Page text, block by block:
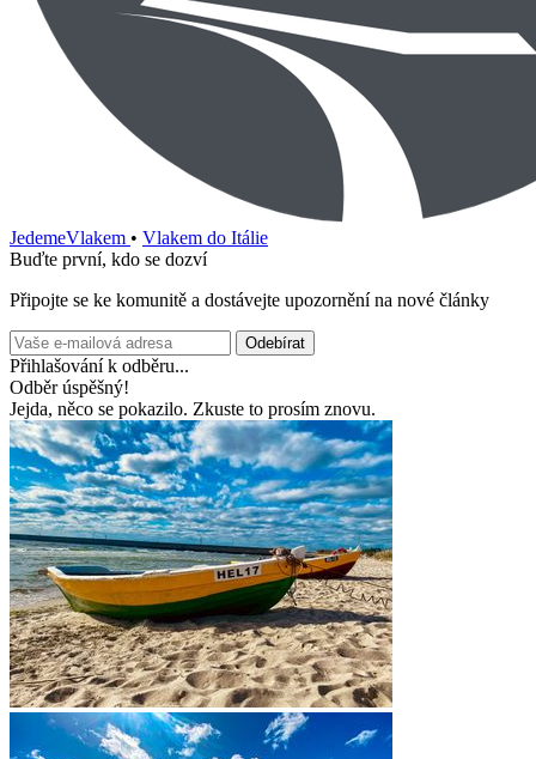
JedemeVlakem • Vlakem do Itálie
Buďte první, kdo se dozví
Připojte se ke komunitě a dostávejte upozornění na nové články
Odebírat
Přihlašování k odběru...
Odběr úspěšný!
Jejda, něco se pokazilo. Zkuste to prosím znovu.